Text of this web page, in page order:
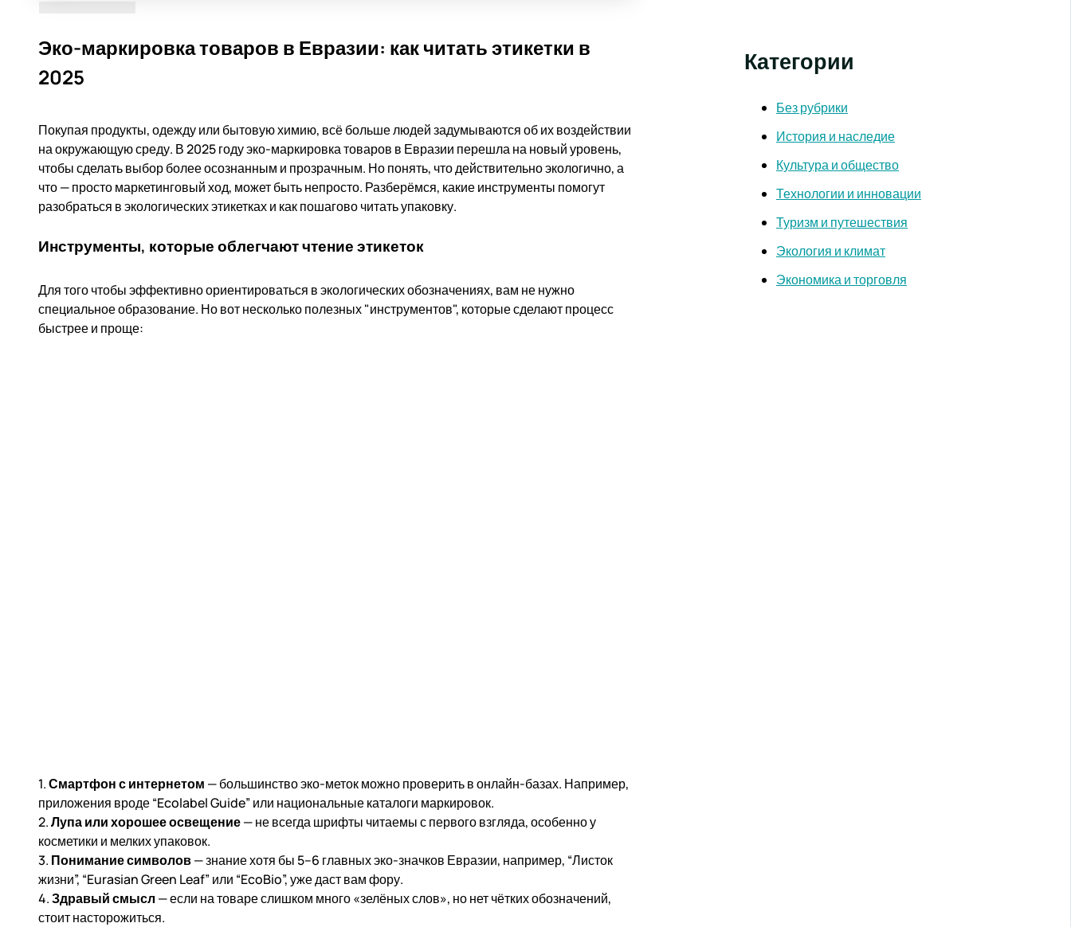
Эко-маркировка товаров в Евразии: как читать этикетки в
2025
Покупая продукты, одежду или бытовую химию, всё больше людей задумываются об их воздействии
на окружающую среду. В 2025 году эко-маркировка товаров в Евразии перешла на новый уровень,
чтобы сделать выбор более осознанным и прозрачным. Но понять, что действительно экологично, а
что — просто маркетинговый ход, может быть непросто. Разберёмся, какие инструменты помогут
разобраться в экологических этикетках и как пошагово читать упаковку.
Инструменты, которые облегчают чтение этикеток
Для того чтобы эффективно ориентироваться в экологических обозначениях, вам не нужно
специальное образование. Но вот несколько полезных "инструментов", которые сделают процесс
быстрее и проще:
1.Смартфон с интернетом — большинство эко-меток можно проверить в онлайн-базах. Например,
приложения вроде “Ecolabel Guide” или национальные каталоги маркировок.
2.Лупа или хорошее освещение— не всегда шрифты читаемы с первого взгляда, особенно у
косметики и мелких упаковок.
3. Понимание символов— знание хотя бы 5–6 главных эко-значков Евразии, например, “Листок
жизни”, “Eurasian Green Leaf” или “EcoBio”, уже даст вам фору.
4.Здравый смысл — если на товаре слишком много «зелёных слов», но нет чётких обозначений,
стоит насторожиться.
Категории
Без рубрики
История и наследие
Культура и общество
Технологии и инновации
Туризм и путешествия
Экология и климат
Экономика и торговля